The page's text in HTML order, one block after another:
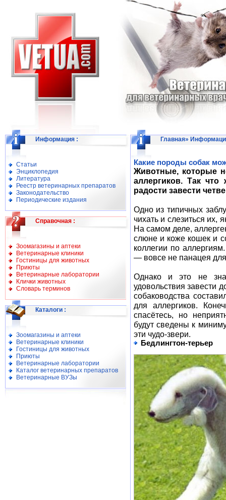
Информация :
Статьи
Энциклопедия
Литература
Реестр ветеринарных препаратов
Законодательство
Периодические издания
Справочная :
Зоомагазины и аптеки
Ветеринарные клиники
Гостиницы для животных
Приюты
Ветеринарные лаборатории
Клички животных
Словарь терминов
Каталоги :
Зоомагазины и аптеки
Ветеринарные клиники
Гостиницы для животных
Приюты
Ветеринарные лаборатории
Каталог ветеринарных препаратов
Ветеринарные ВУЗы
Главная»
Какие породы собак
Животные, которые
аллергиков. Так что
радости завести
Одно из типичных
чихать и слезиться их,
На самом деле,
слюне и коже кошек и
коллегии по
— вовсе не панацея
Однако и это не
удовольствия завести
собаководства
для аллергиков.
спасётесь, но
будут сведены к
эти чудо-звери.
Бедлингтон-терьер